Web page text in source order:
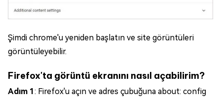
Şimdi chrome'u yeniden başlatın ve site görüntüleri
görüntüleyebilir.
Firefox'ta görüntü ekranını nasıl açabilirim?
Adım 1: Firefox'u açın ve adres çubuğuna about: config